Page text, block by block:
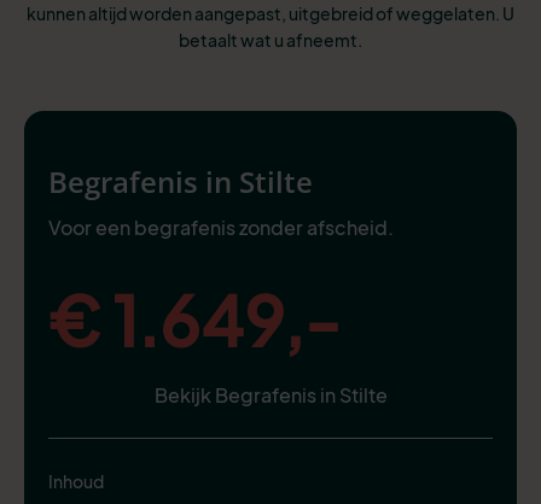
kunnen altijd worden aangepast, uitgebreid of weggelaten. U
betaalt wat u afneemt.
Begrafenis in Stilte
Voor een begrafenis zonder afscheid.
€ 1.649,-
Bekijk Begrafenis in Stilte
Inhoud